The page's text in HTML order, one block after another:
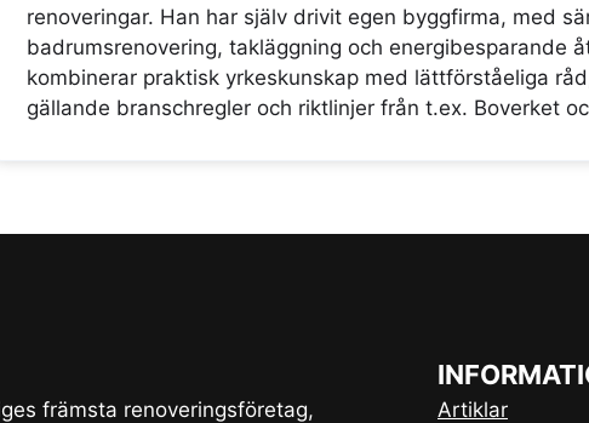
renoveringar. Han har själv drivit egen byggfirma, med
badrumsrenovering, takläggning och energibesparande
kombinerar praktisk yrkeskunskap med lättförståeliga
gällande branschregler och riktlinjer från t.ex. Boverket
främsta renoveringsföretag, Artiklar